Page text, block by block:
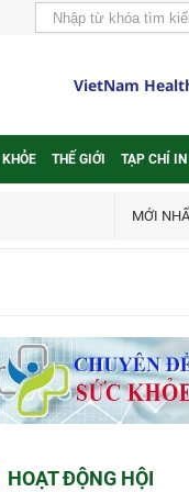
VietNam
THẾ GIỚI TẠP CHÍ IN
MỚI
HOẠT ĐỘNG HỘI